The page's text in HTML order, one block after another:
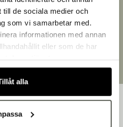
till de sociala medier och
som vi samarbetar med.
informationen med annan
eller som de har
alla
i Småland
till Bakers!
eller privatperson?
privatperson